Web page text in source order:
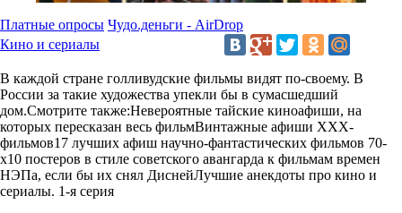
Платные опросы Чудо.деньги - AirDrop
Кино и сериалы
В каждой стране голливудские фильмы видят по-своему. В
России за такие художества упекли бы в сумасшедший
дом.Смотрите также:Невероятные тайские киноафиши, на
которых пересказан весь фильмВинтажные афиши XXX-
фильмов17 лучших афиш научно-фантастических фильмов 70-
х10 постеров в стиле советского авангарда к фильмам времен
НЭПа, если бы их снял ДиснейЛучшие анекдоты про кино и
сериалы. 1-я серия